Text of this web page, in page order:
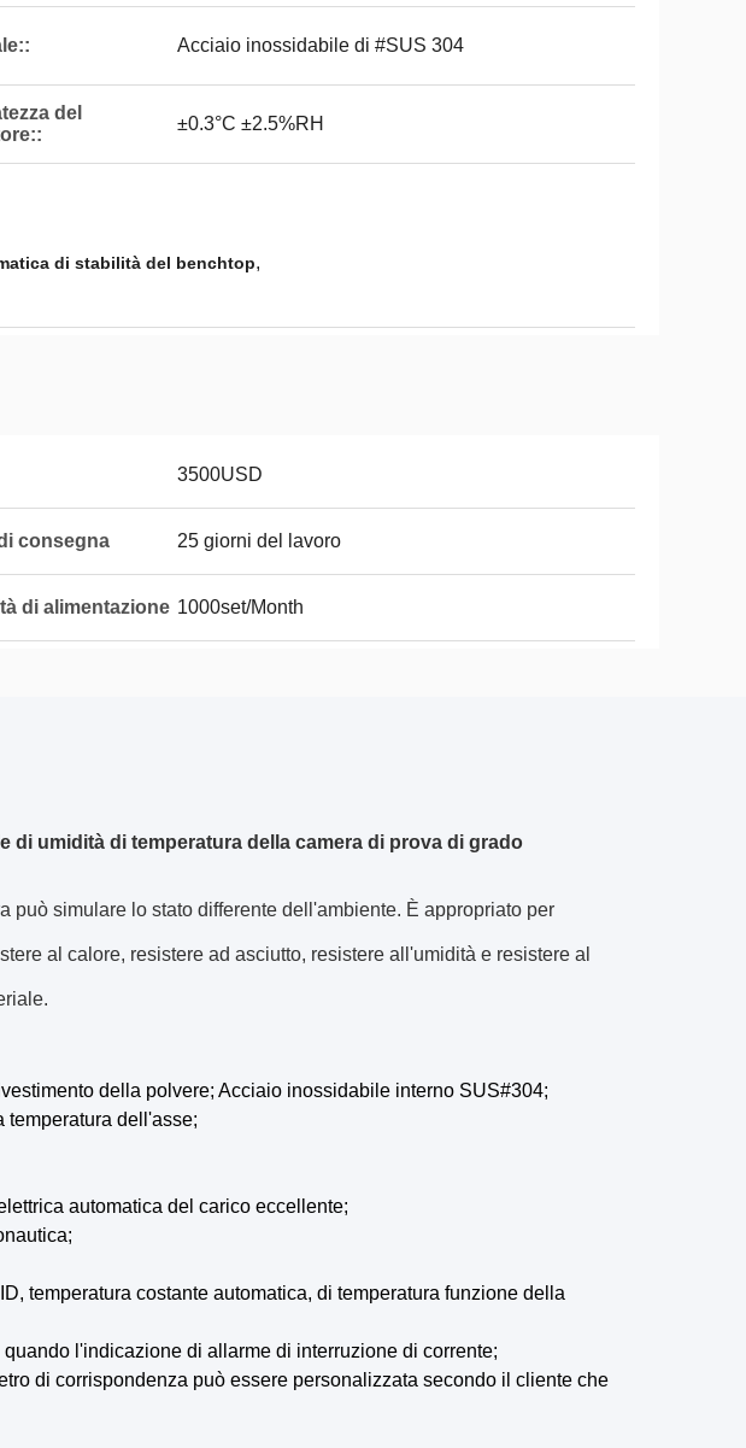
Acciaio inossidabile di #SUS 304
del
±0.3°C ±2.5%RH
di stabilità del benchtop,
3500USD
consegna 25 giorni del lavoro
di alimentazione 1000set/Month
di umidità di temperatura della camera di prova di grado
può simulare lo stato differente dell'ambiente. È appropriato per
al calore, resistere ad asciutto, resistere all'umidità e resistere al
della polvere; Acciaio inossidabile interno SUS#304;
temperatura dell'asse;
automatica del carico eccellente;
temperatura costante automatica, di temperatura funzione della
l'indicazione di allarme di interruzione di corrente;
di corrispondenza può essere personalizzata secondo il cliente che